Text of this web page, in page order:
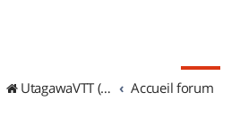
UtagawaVTT (Randos VTT et VTTAE avec traces GPS) Accueil forum